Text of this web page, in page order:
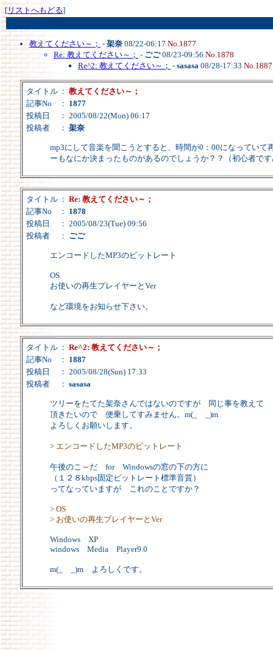
[リストへもどる]
教えてください～； - 架奈 08/22-06:17 No.1877
Re: 教えてください～； - ごご08/23-09:56 No.1878
Re^2: 教えてください～； - sasasa 08/28-17:33 No.1887
タイトル ： 教えてください～；
記事No
： 1877
投稿日
： 2005/08/22(Mon) 06:17
投稿者
： 架奈
mp3にして音楽を聞こうとすると、時間が0：00になってい
ーもなにか決まったものがあるのでしょうか？？（初心者で
タイトル ： Re: 教えてください～；
記事No
： 1878
投稿日
： 2005/08/23(Tue) 09:56
投稿者
： ごご
エンコードしたMP3のビットレート
OS
お使いの再生プレイヤーとVer
など環境をお知らせ下さい。
タイトル ： Re^2: 教えてください～；
記事No
： 1887
投稿日
： 2005/08/28(Sun) 17:33
投稿者
： sasasa
ツリーをたてた架奈さんではないのですが 同じ事を教えて
頂きたいので 便乗してすみません。m(_ _)m
よろしくお願いします。
> エンコードしたMP3のビットレート
午後のこ～だ for Windowsの窓の下の方に
（１２８kbps固定ビットレート標準音質）
ってなっていますが これのことですか？
> OS
> お使いの再生プレイヤーとVer
Windows XP
windows Media Player9.0
m(_ _)m よろしくです。